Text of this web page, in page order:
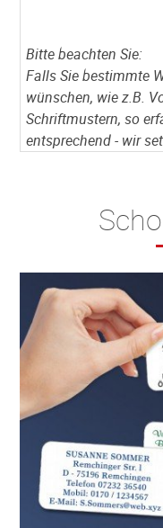
Bitte beachten Sie:
Falls Sie bestimmte
wünschen, wie z.B.
Schriftmustern, so
entsprechend - wir